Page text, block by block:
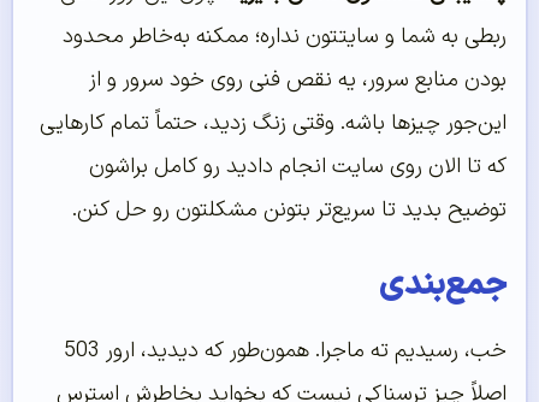
ربطی به شما و سایتتون نداره؛ ممکنه به‌خاطر محدود
بودن منابع سرور، یه نقص فنی روی خود سرور و از
این‌جور چیزها باشه. وقتی زنگ زدید، حتماً تمام کارهایی
که تا الان روی سایت انجام دادید رو کامل براشون
توضیح بدید تا سریع‌تر بتونن مشکلتون رو حل کنن.
جمع‌بندی
خب، رسیدیم ته ماجرا. همون‌طور که دیدید، ارور 503
اصلاً چیز ترسناکی نیست که بخواید بخاطرش استرس